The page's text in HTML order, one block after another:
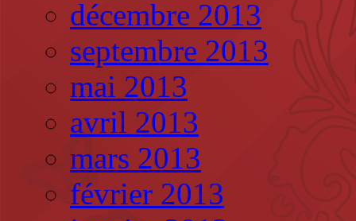
décembre 2013
septembre 2013
mai 2013
avril 2013
mars 2013
février 2013